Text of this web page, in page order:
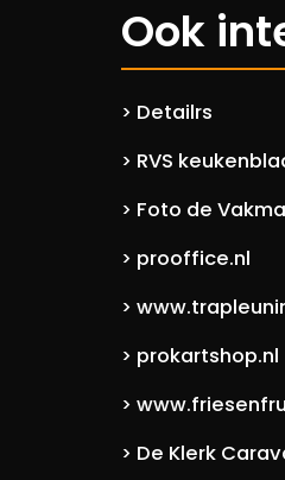
Ook
> Detailrs
> RVS
> Foto de
> prooffice.nl
>
> prokartshop.nl
>
> De Klerk